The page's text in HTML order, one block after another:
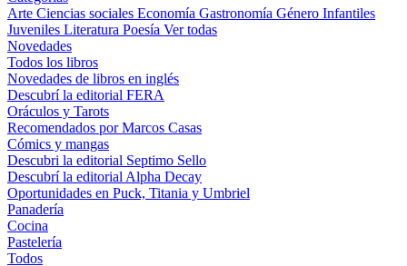
Arte Ciencias sociales Economía Gastronomía Género Infantiles
Juveniles Literatura Poesía Ver todas
Novedades
Todos los libros
Novedades de libros en inglés
Descubrí la editorial FERA
Oráculos y Tarots
Recomendados por Marcos Casas
Cómics y mangas
Descubri la editorial Septimo Sello
Descubrí la editorial Alpha Decay
Oportunidades en Puck, Titania y Umbriel
Panadería
Cocina
Pastelería
Todos